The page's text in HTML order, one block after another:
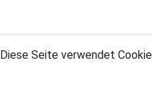
Diese Seite verwendet